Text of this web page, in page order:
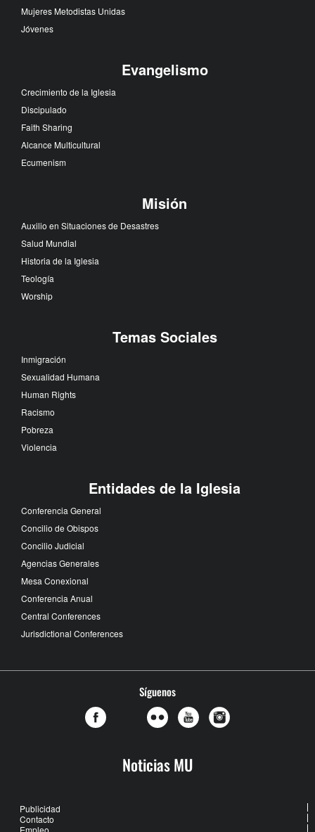
Mujeres Metodistas Unidas
Jóvenes
Evangelismo
Crecimiento de la Iglesia
Discipulado
Faith Sharing
Alcance Multicultural
Ecumenism
Misión
Auxilio en Situaciones de Desastres
Salud Mundial
Historia de la Iglesia
Teología
Worship
Temas Sociales
Inmigración
Sexualidad Humana
Human Rights
Racismo
Pobreza
Violencia
Entidades de la Iglesia
Conferencia General
Concilio de Obispos
Concilio Judicial
Agencias Generales
Mesa Conexional
Conferencia Anual
Central Conferences
Jurisdictional Conferences
Síguenos
Noticias MU
Publicidad
Contacto
Empleo